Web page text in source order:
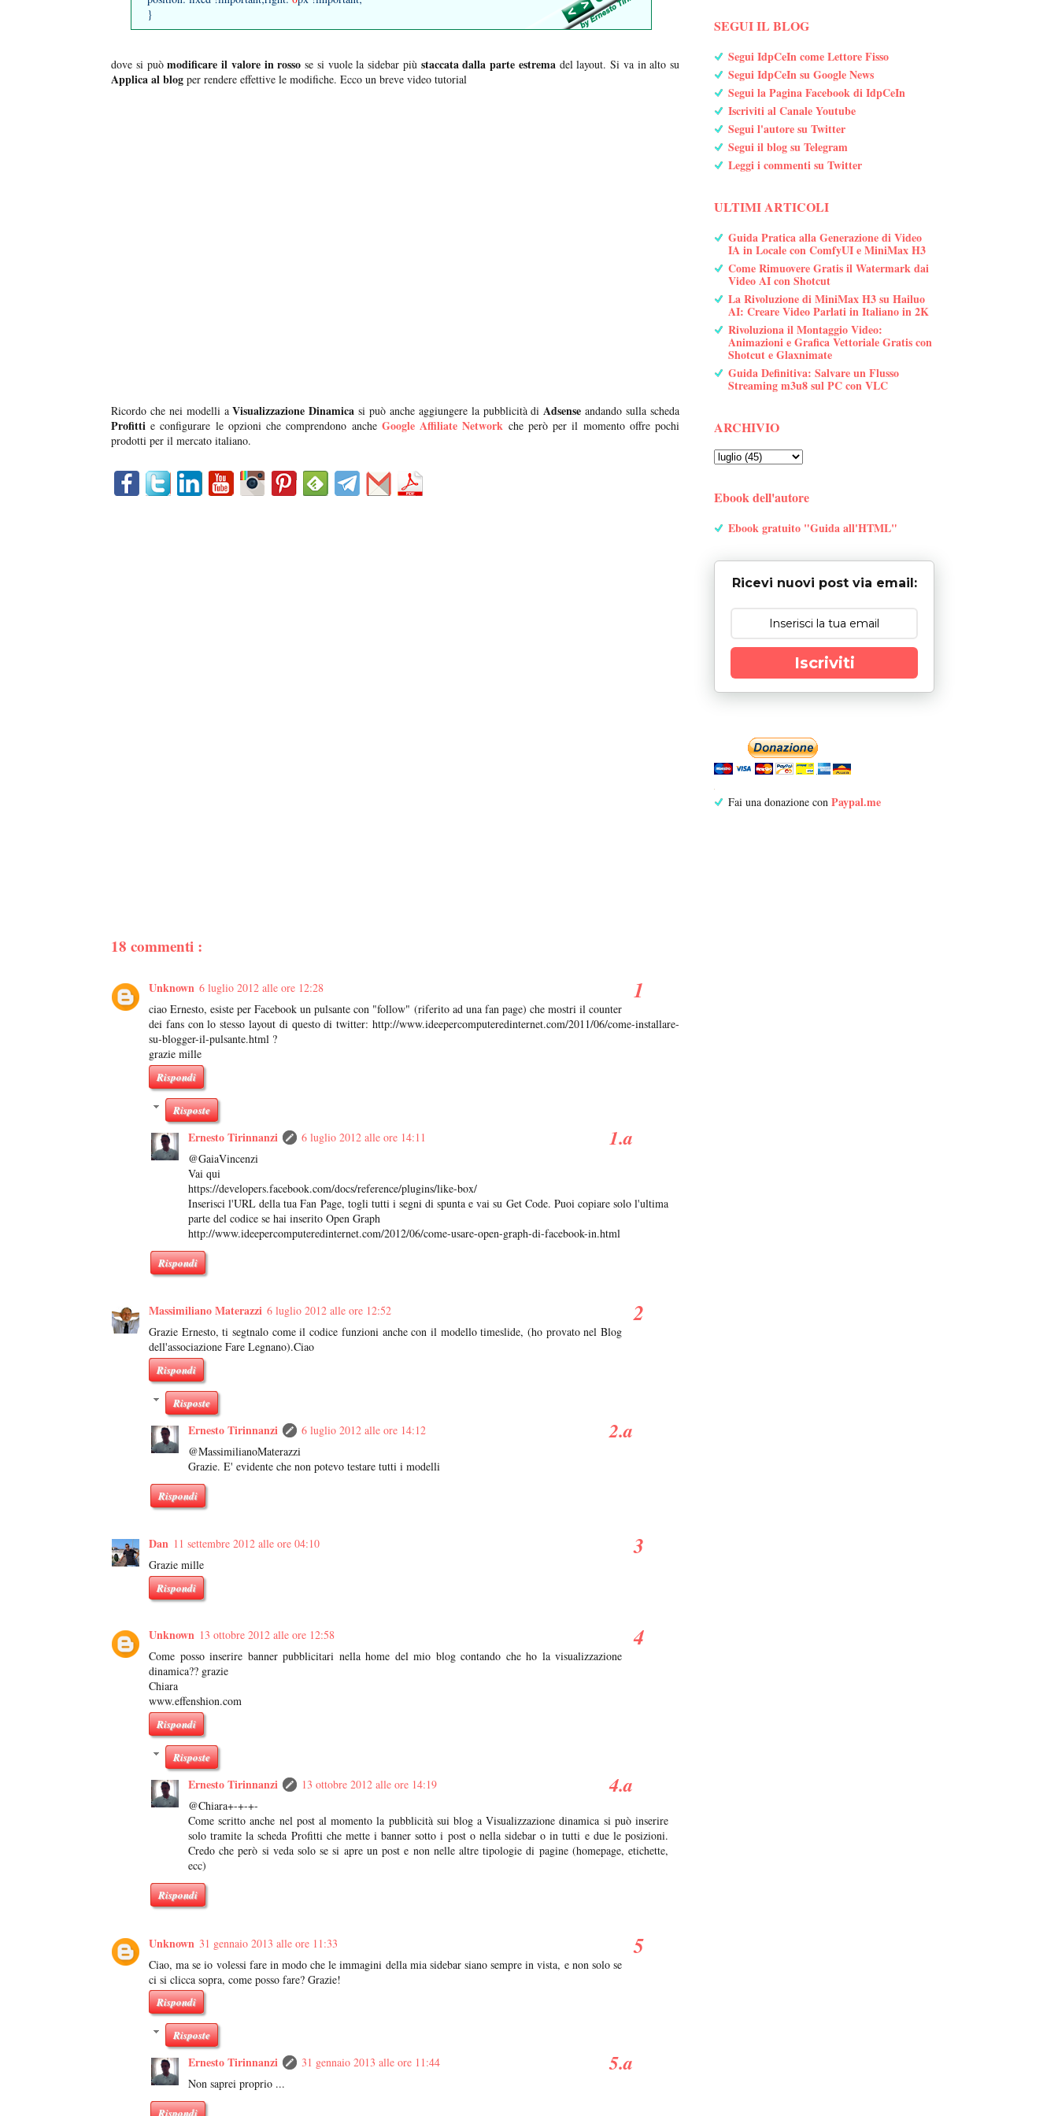
}
dove si puòmodificare il valore in rosso se si vuole la sidebar più staccata dalla parte estremadel layout. Si va in alto su
Applica al blog per rendere effettive le modifiche. Ecco un breve video tutorial
Ricordo che nei modelli aVisualizzazione Dinamica si può anche aggiungere la pubblicità diAdsenseandando sulla scheda
Profittie configurare le opzioni che comprendono anche Google Affiliate Network che però per il momento offre pochi
prodotti per il mercato italiano.
18 commenti :
Unknown 6 luglio 2012 alle ore 12:28
ciao Ernesto, esiste per Facebook un pulsante con "follow" (riferito ad una fan page) che mostri il counter
dei fans con lo stesso layout di questo di twitter: http://www.ideepercomputeredinternet.com/2011/06/come-installare-
su-blogger-il-pulsante.html ?
grazie mille
Rispondi
Risposte
Ernesto Tirinnanzi
6 luglio 2012 alle ore 14:11
@GaiaVincenzi
Vai qui
https://developers.facebook.com/docs/reference/plugins/like-box/
Inserisci l'URL della tua Fan Page, togli tutti i segni di spunta e vai su Get Code. Puoi copiare solo l'ultima
parte del codice se hai inserito Open Graph
http://www.ideepercomputeredinternet.com/2012/06/come-usare-open-graph-di-facebook-in.html
Rispondi
Massimiliano Materazzi 6 luglio 2012 alle ore 12:52
Grazie Ernesto, ti segtnalo come il codice funzioni anche con il modello timeslide, (ho provato nel Blog
dell'associazione Fare Legnano).Ciao
Rispondi
Risposte
Ernesto Tirinnanzi
6 luglio 2012 alle ore 14:12
@MassimilianoMaterazzi
Grazie. E' evidente che non potevo testare tutti i modelli
Rispondi
Dan 11 settembre 2012 alle ore 04:10
Grazie mille
Rispondi
Unknown 13 ottobre 2012 alle ore 12:58
Come posso inserire banner pubblicitari nella home del mio blog contando che ho la visualizzazione
dinamica?? grazie
Chiara
www.effenshion.com
Rispondi
Risposte
Ernesto Tirinnanzi
13 ottobre 2012 alle ore 14:19
@Chiara+-+-+-
Come scritto anche nel post al momento la pubblicità sui blog a Visualizzazione dinamica si può inserire
solo tramite la scheda Profitti che mette i banner sotto i post o nella sidebar o in tutti e due le posizioni.
Credo che però si veda solo se si apre un post e non nelle altre tipologie di pagine (homepage, etichette,
ecc)
Rispondi
Unknown 31 gennaio 2013 alle ore 11:33
Ciao, ma se io volessi fare in modo che le immagini della mia sidebar siano sempre in vista, e non solo se
ci si clicca sopra, come posso fare? Grazie!
Rispondi
Risposte
Ernesto Tirinnanzi
31 gennaio 2013 alle ore 11:44
Non saprei proprio ...
Rispondi
SEGUI IL BLOG
Segui IdpCeIn come Lettore Fisso
Segui IdpCeIn su Google News
Segui la Pagina Facebook di IdpCeIn
Iscriviti al Canale Youtube
Segui l'autore su Twitter
Segui il blog su Telegram
Leggi i commenti su Twitter
ULTIMI ARTICOLI
Guida Pratica alla Generazione di Video
IA in Locale con ComfyUI e MiniMax H3
Come Rimuovere Gratis il Watermark dai
Video AI con Shotcut
La Rivoluzione di MiniMax H3 su Hailuo
AI: Creare Video Parlati in Italiano in 2K
Rivoluziona il Montaggio Video:
Animazioni e Grafica Vettoriale Gratis con
Shotcut e Glaxnimate
Guida Definitiva: Salvare un Flusso
Streaming m3u8 sul PC con VLC
ARCHIVIO
Ebook dell'autore
Ebook gratuito "Guida all'HTML"
Ricevi nuovi post via email:
Iscriviti
Fai una donazione con Paypal.me